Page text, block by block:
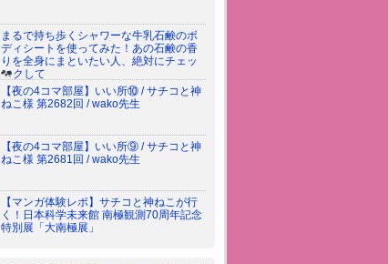
まるで持ち歩くシャワーな牛乳石鹸のボ
ディシートを使ってみた！あの石鹸の香
りを全身にまといたい人、絶対にチェッ
クして
【夜の4コマ部屋】いい所⑩ / サチコと神
ねこ様 第2682回 / wako先生
【夜の4コマ部屋】いい所⑨ / サチコと神
ねこ様 第2681回 / wako先生
【マンガ体験レポ】サチコと神ねこが行
く！日本科学未来館 南極観測70周年記念
特別展「大南極展」